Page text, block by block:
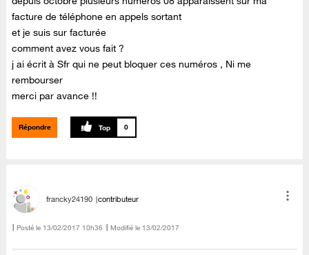
facture de téléphone en appels sortant
et je suis sur facturée
comment avez vous fait ?
j ai écrit à Sfr qui ne peut bloquer ces numéros , Ni me
rembourser
merci par avance !!
Répondre 0
francky24190 contributeur
Posté le ‎13/02/2017 10h36 Modifié le 13/02/2017